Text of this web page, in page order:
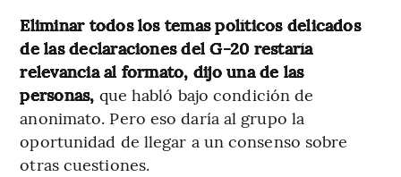
Eliminar todos los temas políticos delicados
de las declaraciones del G-20 restaría
relevancia al formato, dijo una de las
personas, que habló bajo condición de
anonimato. Pero eso daría al grupo la
oportunidad de llegar a un consenso sobre
otras cuestiones.